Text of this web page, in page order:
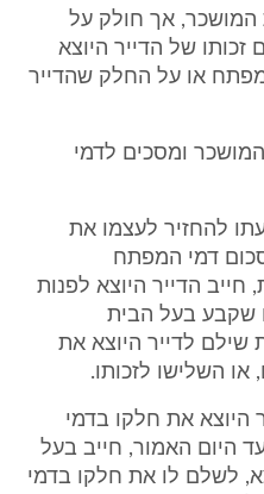
המושכר, אך חולק על
של הדייר היוצא
או על החלק שהדייר
ומסכים לדמי
להחזיר לעצמו את
דמי המפתח
הדייר היוצא לפנות
שקבע בעל הבית
לדייר היוצא את
השלישו לזכותו.
היוצא את חלקו בדמי
היום האמור, חייב בעל
לשלם לו את חלקו בדמי